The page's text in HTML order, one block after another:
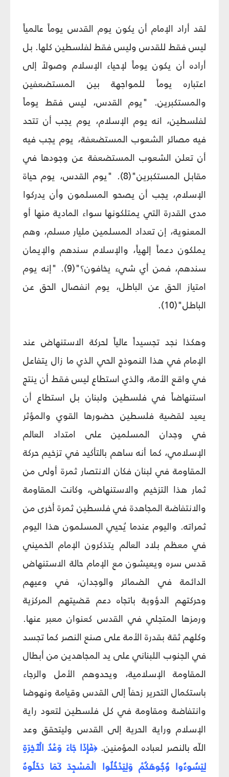
لقد أراد الإمام أن يكون يوم القدس يوماً عالمياً
ليس فقط للقدس وليس فقط لفلسطين كلها. بل
أراده أن يكون يوماً لإحياء الإسلام وصولاً إلى
اعتباره يوماً للمواجهة بين المستضعفين
والمستكبرين. "يوم القدس، ليس فقط يوماً
لفلسطين، انه يوم الإسلام، يوم يجب أن تتحد
فيه مصائر الشعوب المستضعفة، يوم يجب فيه
أن تعلن الشعوب المستضعفة عن وجودها في
مقابل المستكبرين"(8). "يوم القدس، يوم حياة
الإسلام، يجب أن يصحو المسلمون وأن يدركوا
مدى القدرة التي يمتلكونها سواء المادية منها أو
المعنوية، إن تعداد المسلمين مليار مسلم، وهم
يملكون دعماً إلهياً، والإسلام سندهم والإيمان
سندهم، فمن أي شي‏ء يخافون؟"(9). "إنه يوم
امتياز الحق عن الباطل، يوم انفصال الحق عن
الباطل"(10).
وهكذا نجد تجسيداً عالياً لحركة الاستنهاض عند
الإمام في هذا النموذج الحي الذي ما زال يتفاعل
في واقع الأمة، والذي استطاع ليس فقط أن ينتج
استنهاضاً في فلسطين ولبنان بل استطاع أن
يعيد لقضية فلسطين حضورها القوي والمؤثر
في وجدان المسلمين على امتداد العالم
الإسلامي، كما أنه ساهم بالتأكيد في تزخيم حركة
المقاومة في لبنان فكان الانتصار ثمرة أولى من
ثمار هذا التزخيم والاستنهاض، وكانت المقاومة
والانتفاضة المجاهدة في فلسطين ثمرة أخرى من
ثمراته. واليوم عندما يُحيي المسلمون هذا اليوم
في معظم بلاد العالم يتذكرون الإمام الخميني
قدس سره ويعيشون مع الإمام حالة الاستنهاض
الدائمة في الضمائر والوجدان، في وعيهم
وحركتهم الدؤوبة باتجاه دعم قضيتهم المركزية
ورمزها المتجلي في القدس كعنوان معبر عنها.
وكلهم ثقة بقدرة الأمة على صنع النصر كما تجسد
في الجنوب اللبناني على يد المجاهدين من أبطال
المقاومة الإسلامية، ويحدوهم الأمل والرجاء
باستكمال التحرير زحفاً إلى القدس وقيامة ونهوضا
وانتفاضة ومقاومة في كل فلسطين لتعود راية
الإسلام وراية الحرية إلى القدس وليتحقق وعد
اللّه بالنصر لعباده المؤمنين.﴿فَإِذَا جَاءَ وَعْدُ الْآَخِرَةِ
لِيَسُوءُوا وُجُوهَكُمْ وَلِيَدْخُلُوا الْمَسْجِدَ كَمَا دَخَلُوهُ